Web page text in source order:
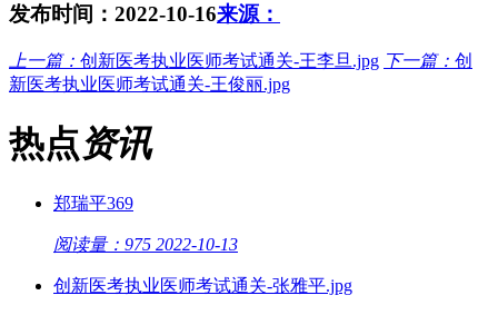
发布时间：2022-10-16来源：
上一篇： 创新医考执业医师考试通关-王李旦.jpg 下一篇： 创
新医考执业医师考试通关-王俊丽.jpg
热点资讯
郑瑞平369
阅读量：975 2022-10-13
创新医考执业医师考试通关-张雅平.jpg